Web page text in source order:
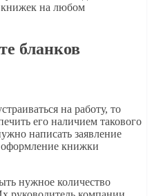
книжек на любом
бланков
на работу, то
его наличием такового
написать заявление
книжки
нужное количество